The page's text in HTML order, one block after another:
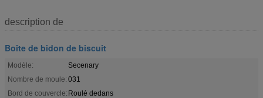
description de
Boîte de bidon de biscuit
Modèle:
Secenary
Nombre de moule: 031
Bord de couvercle: Roulé dedans